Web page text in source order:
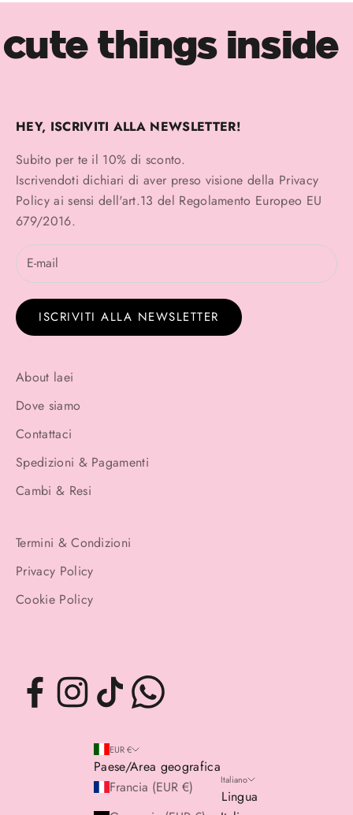
cute things inside
HEY, ISCRIVITI ALLA NEWSLETTER!
Subito per te il 10% di sconto.
Iscrivendoti dichiari di aver preso visione della Privacy
Policyai sensi dell'art.13 del Regolamento Europeo EU
679/2016.
ISCRIVITI ALLA NEWSLETTER
About laei
Dove siamo
Contattaci
Spedizioni & Pagamenti
Cambi & Resi
Termini & Condizioni
Privacy Policy
Cookie Policy
EUR €
Paese/Area geografica
Francia (EUR €)
Italiano
Lingua